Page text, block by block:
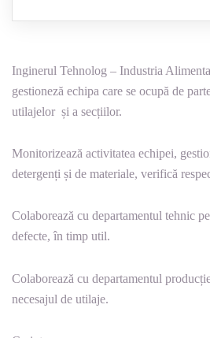
Inginerul Tehnolog – Industria
gestioneză echipa care se ocupă de
utilajelor și a secțiilor.
Monitorizează activitatea echipei,
detergenți și de materiale, verifică
Colaborează cu departamentul tehnic
defecte, în timp util.
Colaborează cu departamentul
necesajul de utilaje.